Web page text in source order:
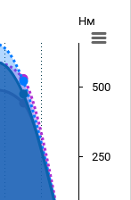
Нм
250
500